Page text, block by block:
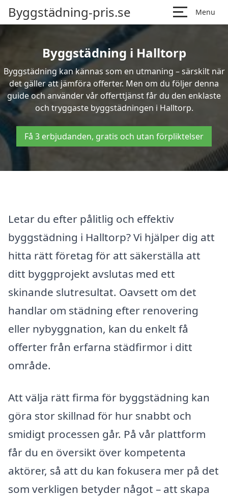
Byggstädning-pris.se Menu
Byggstädning i Halltorp
Byggstädning kan kännas som en utmaning – särskilt när
det gäller att jämföra offerter. Men om du följer denna
guide och använder vår offerttjänst får du den enklaste
och tryggaste byggstädningen i Halltorp.
Få 3 erbjudanden, gratis och utan förpliktelser
Letar du efter pålitlig och effektiv
byggstädning i Halltorp? Vi hjälper dig att
hitta rätt företag för att säkerställa att
ditt byggprojekt avslutas med ett
skinande slutresultat. Oavsett om det
handlar om städning efter renovering
eller nybyggnation, kan du enkelt få
offerter från erfarna städfirmor i ditt
område.
Att välja rätt firma för byggstädning kan
göra stor skillnad för hur snabbt och
smidigt processen går. På vår plattform
får du en översikt över kompetenta
aktörer, så att du kan fokusera mer på det
som verkligen betyder något – att skapa